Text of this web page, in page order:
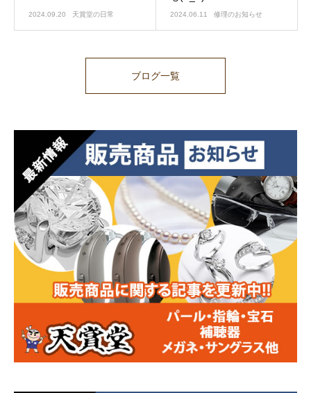
2024.09.20 天賞堂の日常 2024.06.11 修理のお知らせ
ブログ一覧